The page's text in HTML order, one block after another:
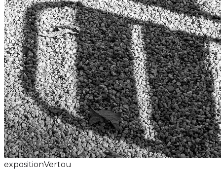
expositionVertou